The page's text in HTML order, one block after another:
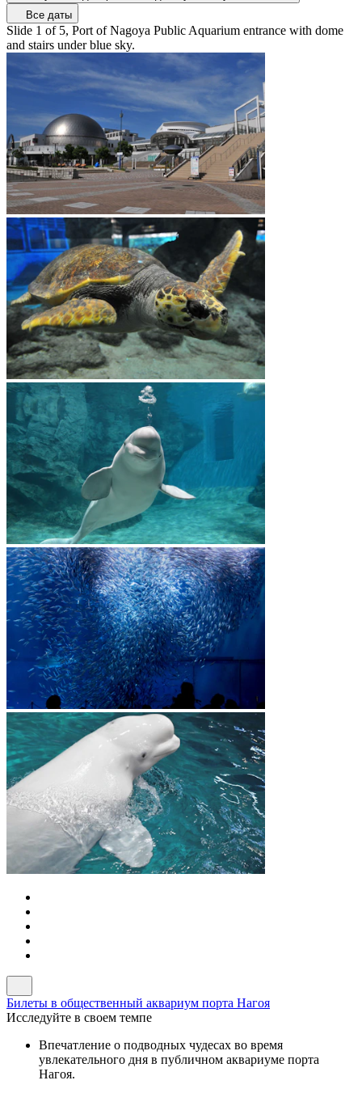
Все даты
Slide 1 of 5, Port of Nagoya Public Aquarium entrance with dome
and stairs under blue sky.
Билеты в общественный аквариум порта Нагоя
Исследуйте в своем темпе
Впечатление о подводных чудесах во время
увлекательного дня в публичном аквариуме порта
Нагоя.